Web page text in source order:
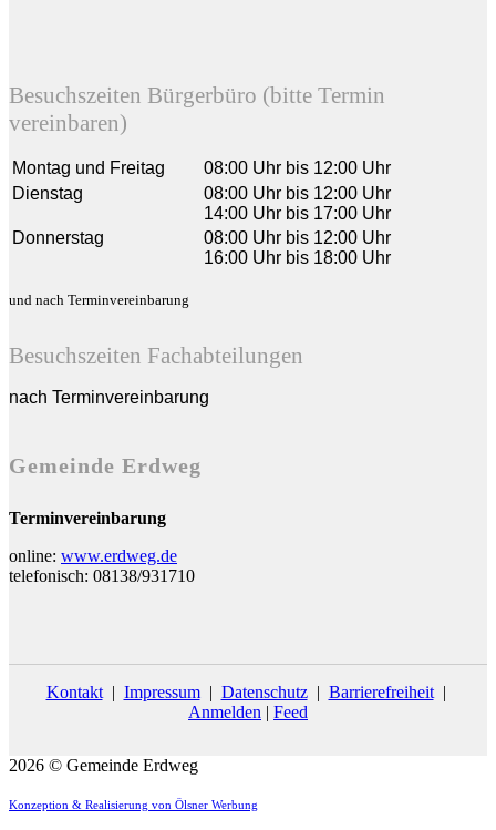
Besuchszeiten Bürgerbüro (bitte Termin
vereinbaren)
Montag und Freitag
08:00 Uhr bis 12:00 Uhr
Dienstag
08:00 Uhr bis 12:00 Uhr
14:00 Uhr bis 17:00 Uhr
Donnerstag
08:00 Uhr bis 12:00 Uhr
16:00 Uhr bis 18:00 Uhr
und nach Terminvereinbarung
Besuchszeiten Fachabteilungen
nach Terminvereinbarung
Gemeinde Erdweg
Terminvereinbarung
online: www.erdweg.de
telefonisch: 08138/931710
Kontakt| Impressum| Datenschutz| Barrierefreiheit|
Anmelden | Feed
2026 © Gemeinde Erdweg
Konzeption & Realisierung von Ölsner Werbung